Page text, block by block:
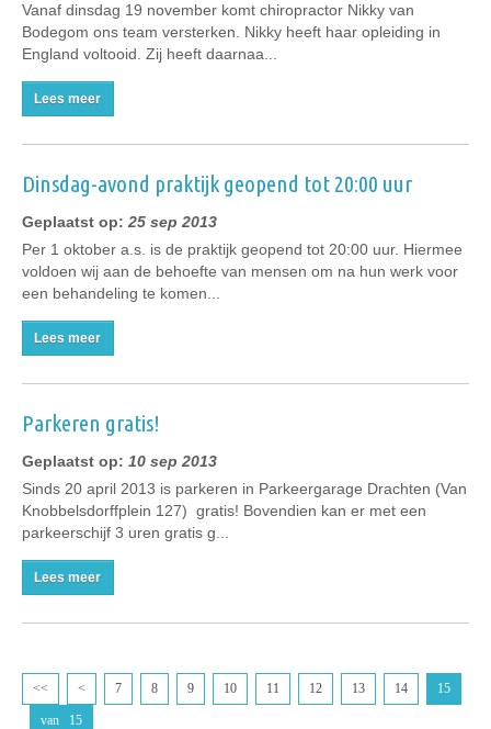
Vanaf dinsdag 19 november komt chiropractor Nikky van
Bodegom ons team versterken. Nikky heeft haar opleiding in
England voltooid. Zij heeft daarnaa...
Lees meer
Dinsdag-avond praktijk geopend tot 20:00 uur
Geplaatst op: 25 sep 2013
Per 1 oktober a.s. is de praktijk geopend tot 20:00 uur. Hiermee
voldoen wij aan de behoefte van mensen om na hun werk voor
een behandeling te komen...
Lees meer
Parkeren gratis!
Geplaatst op: 10 sep 2013
Sinds 20 april 2013 is parkeren in Parkeergarage Drachten (Van
Knobbelsdorffplein 127) gratis! Bovendien kan er met een
parkeerschijf 3 uren gratis g...
Lees meer
<< < 7 8 9 10 11 12 13 14 15
van 15